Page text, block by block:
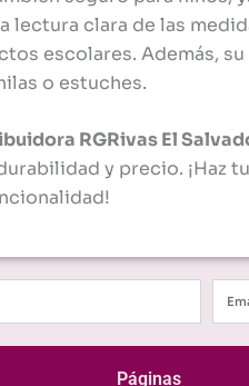
lectura clara de las
escolares. Además, su
o estuches.
RGRivas El
y precio. ¡Haz
Páginas